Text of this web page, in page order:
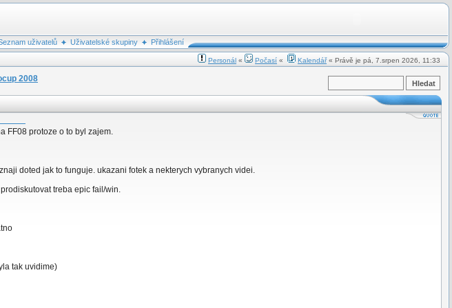
uživatelů Uživatelské skupiny
Přihlášení
Personál « Počasí « Kalendář« Právě je pá, 7.srpen 2026, 11:33
2008
FF08 protoze o to byl zajem.
doted jak to funguje. ukazani fotek a nekterych vybranych videi.
treba epic fail/win.
tak uvidime)